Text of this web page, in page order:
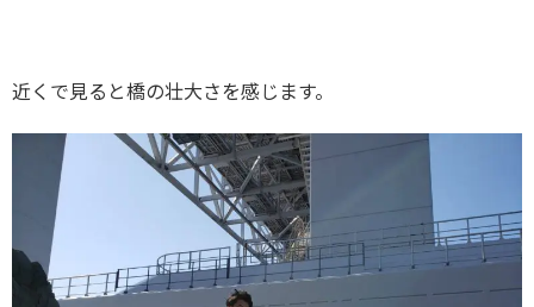
近くで見ると橋の壮大さを感じます。